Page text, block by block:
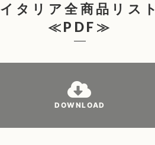
イタリア全商品リスト
≪PDF≫
DOWNLOAD